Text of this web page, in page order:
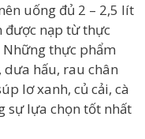
uống đủ 2 – 2,5 lít
được nạp từ thực
thực phẩm
hấu, rau chân
lơ xanh, củ cải, cà
sự lựa chọn tốt nhất